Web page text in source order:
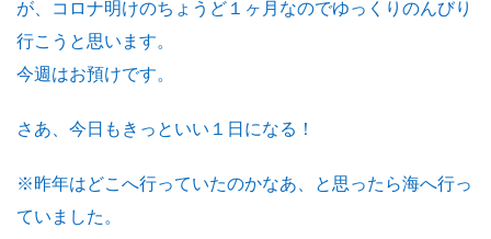
が、コロナ明けのちょうど１ヶ月なのでゆっくりのんびり
行こうと思います。
今週はお預けです。
さあ、今日もきっといい１日になる！
※昨年はどこへ行っていたのかなあ、と思ったら海へ行っ
ていました。